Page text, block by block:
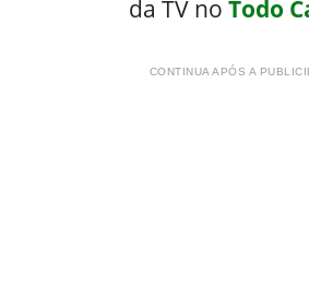
da TV no Todo
CONTINUA APÓS A